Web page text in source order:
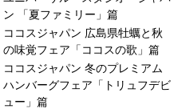
ン 「夏ファミリー」篇
ココスジャパン 広島県牡蠣と秋
の味覚フェア「ココスの歌」篇
ココスジャパン 冬のプレミアム
ハンバーグフェア「トリュフデビ
ュー」篇